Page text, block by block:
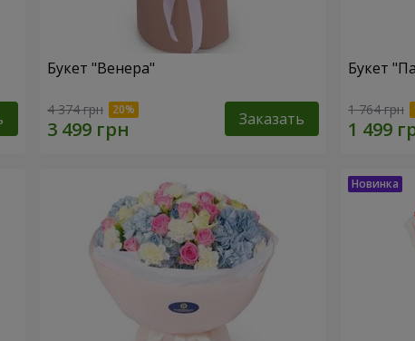
Букет "Венера"
4 374 грн Заказать
Букет
1 764 грн